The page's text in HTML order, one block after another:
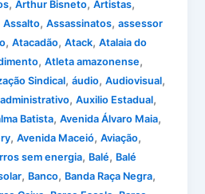
,Arthur Bisneto,Artistas,
Assalto,Assassinatos,assessor
,Atacadão,Atack,Atalaia do
,Atleta amazonense,
Sindical,áudio,Audiovisual,
,Auxilio Estadual,
Batista,Avenida Álvaro Maia,
,Avenida Maceió,Aviação,
sem energia, Balé, Balé
, Banco, Banda Raça Negra,